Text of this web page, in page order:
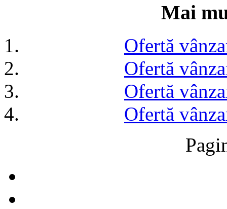
Mai
Ofertă
Ofertă
Ofertă
Ofertă